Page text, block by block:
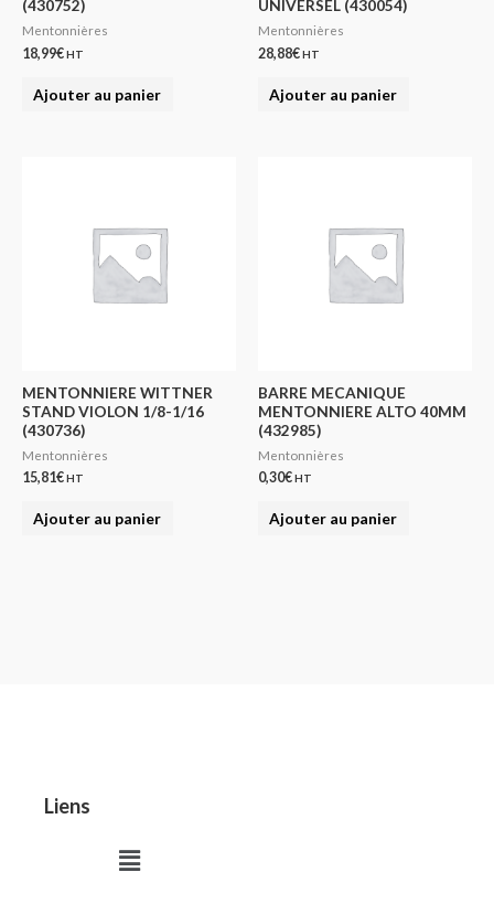
(430752)
Mentonnières
18,99€HT
Ajouter au panier
UNIVERSEL (430054)
Mentonnières
28,88€HT
Ajouter au panier
MENTONNIERE WITTNER
STAND VIOLON 1/8-1/16
(430736)
Mentonnières
15,81€HT
Ajouter au panier
BARRE MECANIQUE
MENTONNIERE ALTO 40MM
(432985)
Mentonnières
0,30€HT
Ajouter au panier
Liens
Menu